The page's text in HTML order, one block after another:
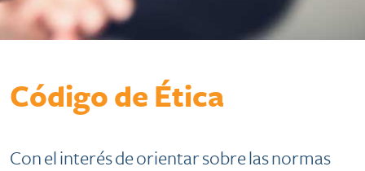
​​​​​​Código ​de Ética
Con el interés de orientar sobre las normas